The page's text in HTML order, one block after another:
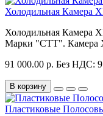
Холодильная Камера
Холодильная Камера
Марки "СТТ". Камера
91 000.00 р. Без НДС:
В корзину
Пластиковые